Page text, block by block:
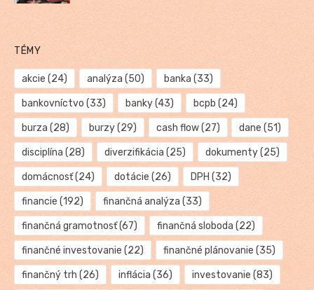
TÉMY
akcie (24) analýza (50) banka (33)
bankovníctvo (33) banky(43) bcpb (24)
burza (28) burzy(29) cash flow(27) dane (51)
disciplína (28) diverzifikácia (25) dokumenty(25)
domácnosť(24) dotácie (26) DPH (32)
financie (192) finančná analýza (33)
finančná gramotnosť(67) finančná sloboda (22)
finančné investovanie (22) finančné plánovanie (35)
finančný trh (26) inflácia (36) investovanie (83)